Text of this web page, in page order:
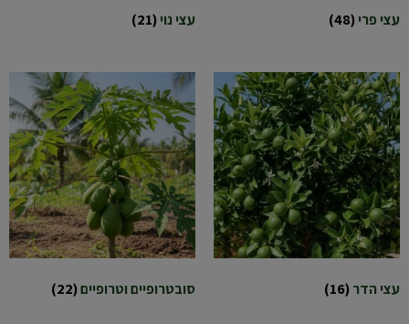
עצי פרי(48) עצי נוי(21)
עצי הדר(16) סובטרופיים וטרופיים(22)